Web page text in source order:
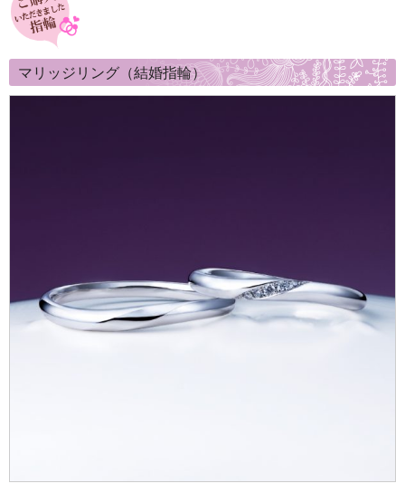
マリッジリング（結婚指輪）